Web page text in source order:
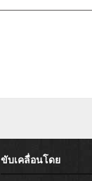
ขับเคลื่อนโดย